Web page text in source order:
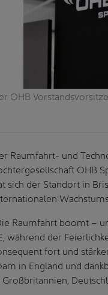
OHB
Raumfahrt- und
OHB
sich der Standort in
Raumfahrt boomt –
während der
fort und
in England und
Großbritannien,